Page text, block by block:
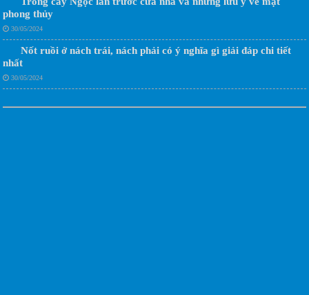
phong thủy
30/05/2024
Nốt ruồi ở nách trái, nách phải có ý nghĩa gì giải đáp chi tiết
nhất
30/05/2024